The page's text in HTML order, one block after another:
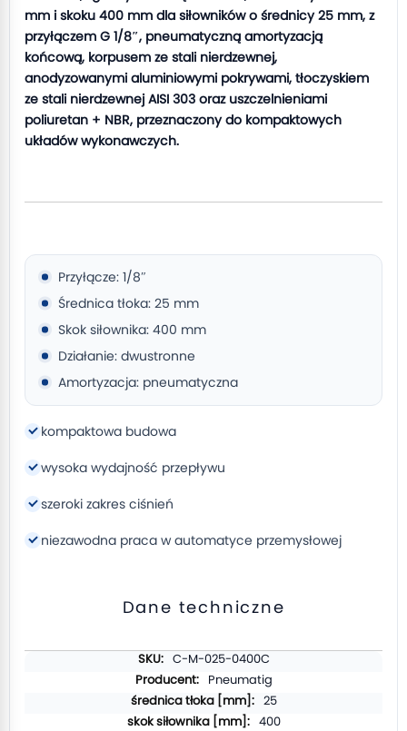
mm i skoku 400 mm dla siłowników o średnicy 25 mm, z
przyłączem G 1/8″, pneumatyczną amortyzacją
końcową, korpusem ze stali nierdzewnej,
anodyzowanymi aluminiowymi pokrywami, tłoczyskiem
ze stali nierdzewnej AISI 303 oraz uszczelnieniami
poliuretan + NBR, przeznaczony do kompaktowych
układów wykonawczych.
Przyłącze: 1/8″
Średnica tłoka: 25 mm
Skok siłownika: 400 mm
Działanie: dwustronne
Amortyzacja: pneumatyczna
kompaktowa budowa
wysoka wydajność przepływu
szeroki zakres ciśnień
niezawodna praca w automatyce przemysłowej
Dane techniczne
C-M-025-0400C
Pneumatig
25
400